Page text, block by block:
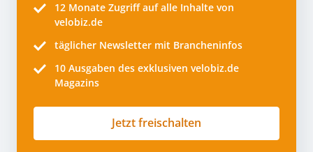
12 Monate Zugriff auf alle Inhalte von
velobiz.de
täglicher Newsletter mit Brancheninfos
10 Ausgaben des exklusiven velobiz.de
Magazins
Jetzt freischalten